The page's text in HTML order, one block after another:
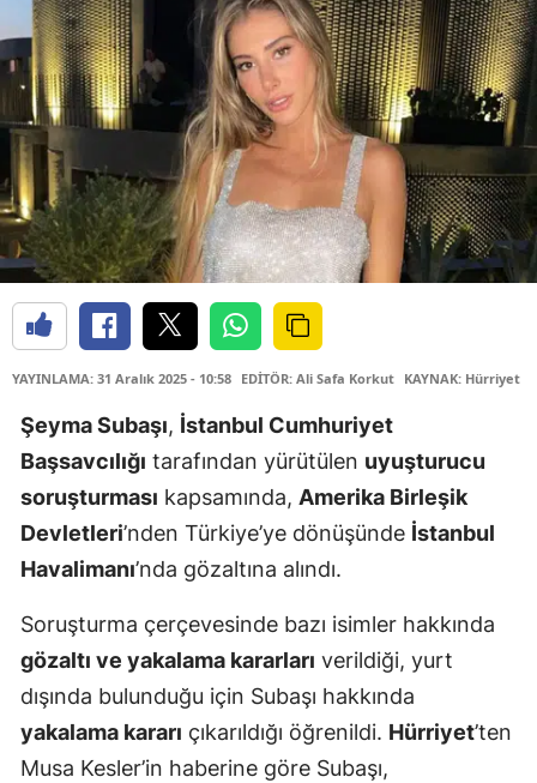
YAYINLAMA: 31 Aralık 2025 - 10:58 EDİTÖR: Ali Safa Korkut KAYNAK: Hürriyet
Şeyma Subaşı, İstanbul Cumhuriyet
Başsavcılığı tarafından yürütülen uyuşturucu
soruşturması kapsamında, Amerika Birleşik
Devletleri’nden Türkiye’ye dönüşünde İstanbul
Havalimanı’nda gözaltına alındı.
Soruşturma çerçevesinde bazı isimler hakkında
gözaltı ve yakalama kararları verildiği, yurt
dışında bulunduğu için Subaşı hakkında
yakalama kararı çıkarıldığı öğrenildi. Hürriyet’ten
Musa Kesler’in haberine göre Subaşı,